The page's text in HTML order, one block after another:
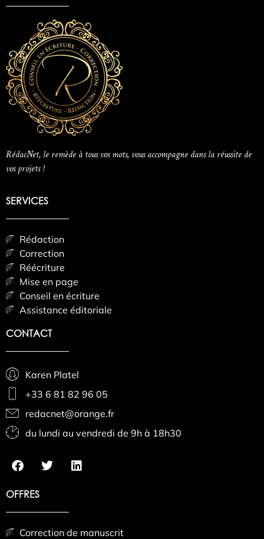
RédacNet, le remède à tous vos mots, vous accompagne dans la réussite de
vos projets !
SERVICES
Rédaction
Correction
Réécriture
Mise en page
Conseil en écriture
Assistance éditoriale
CONTACT
Karen Platel
+33 6 81 82 96 05
redacnet@orange.fr
du lundi au vendredi de 9h à 18h30
OFFRES
Correction de manuscrit